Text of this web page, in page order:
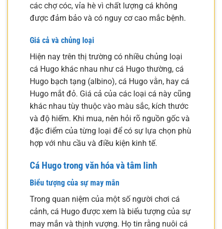
các chợ cóc, vỉa hè vì chất lượng cá không
được đảm bảo và có nguy cơ cao mắc bệnh.
Giá cả và chủng loại
Hiện nay trên thị trường có nhiều chủng loại
cá Hugo khác nhau như cá Hugo thường, cá
Hugo bạch tạng (albino), cá Hugo vằn, hay cá
Hugo mắt đỏ. Giá cả của các loại cá này cũng
khác nhau tùy thuộc vào màu sắc, kích thước
và độ hiếm. Khi mua, nên hỏi rõ nguồn gốc và
đặc điểm của từng loại để có sự lựa chọn phù
hợp với nhu cầu và điều kiện kinh tế.
Cá Hugo trong văn hóa và tâm linh
Biểu tượng của sự may mắn
Trong quan niệm của một số người chơi cá
cảnh, cá Hugo được xem là biểu tượng của sự
may mắn và thịnh vượng. Họ tin rằng nuôi cá